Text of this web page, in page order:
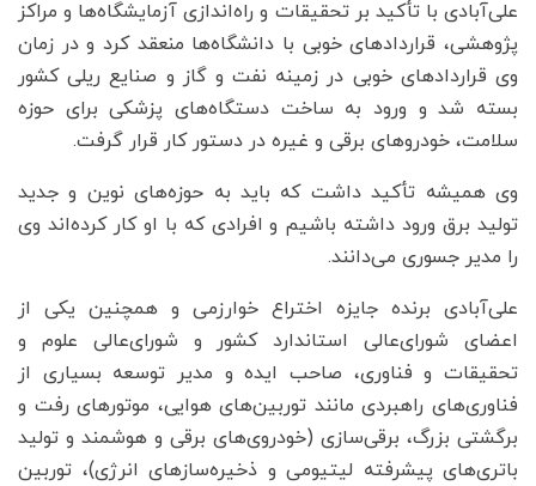
علی‌آبادی با تأکید بر تحقیقات و راه‌اندازی آزمایشگاه‌ها و مراکز
پژوهشی، قراردادهای خوبی با دانشگاه‌ها منعقد کرد و در زمان
وی قراردادهای خوبی در زمینه نفت و گاز و صنایع ریلی کشور
بسته شد و ورود به ساخت دستگاه‌های پزشکی برای حوزه
سلامت، خودروهای برقی و غیره در دستور کار قرار گرفت.
وی همیشه تأکید داشت که باید به حوزه‌های نوین و جدید
تولید برق ورود داشته باشیم و افرادی که با او کار کرده‌اند وی
را مدیر جسوری می‌دانند.
علی‌آبادی برنده جایزه اختراع خوارزمی و همچنین یکی از
اعضای شورای‌عالی استاندارد کشور و شورای‌عالی علوم و
تحقیقات و فناوری، صاحب ایده و مدیر توسعه بسیاری از
فناوری‌های راهبردی مانند توربین‌های هوایی، موتورهای رفت و
برگشتی بزرگ، برقی‌سازی (خودروی‌های برقی و هوشمند و تولید
باتری‌های پیشرفته لیتیومی و ذخیره‌سازهای انرژی)، توربین